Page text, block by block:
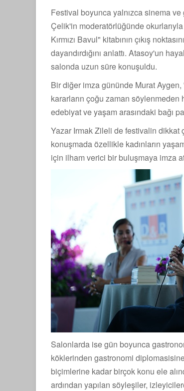
Festival boyunca yalnızca sinema
Çelik'in moderatörlüğünde
Kırmızı Bavul" kitabının çıkış
dayandırdığını anlattı. Atasoy'un
salonda uzun süre konuşuldu.
Bir diğer imza gününde Murat Aygen,
kararların çoğu zaman
edebiyat ve yaşam arasındaki bağı
Yazar Irmak Zileli de festivalin dikkat
konuşmada özellikle kadınların
için ilham verici bir buluşmaya imza
Salonlarda ise gün boyunca
köklerinden gastronomi
biçimlerine kadar birçok konu ele
ardından yapılan söyleşiler,